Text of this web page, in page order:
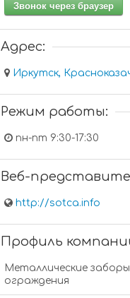
Звонок через браузер
Адрес:
Иркутск,
Режим работы:
пн-пт 9:30-17:30
Веб-
http://sotca.info
Профиль
Металлические
ограждения